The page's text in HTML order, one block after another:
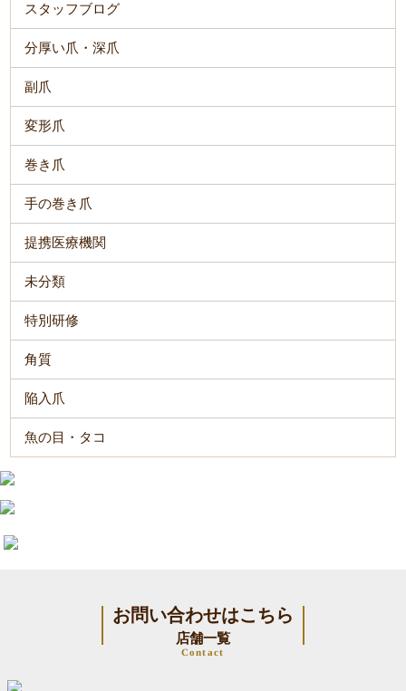
スタッフブログ
分厚い爪・深爪
副爪
変形爪
巻き爪
手の巻き爪
提携医療機関
未分類
特別研修
角質
陥入爪
魚の目・タコ
お問い合わせはこちら
店舗一覧
Contact